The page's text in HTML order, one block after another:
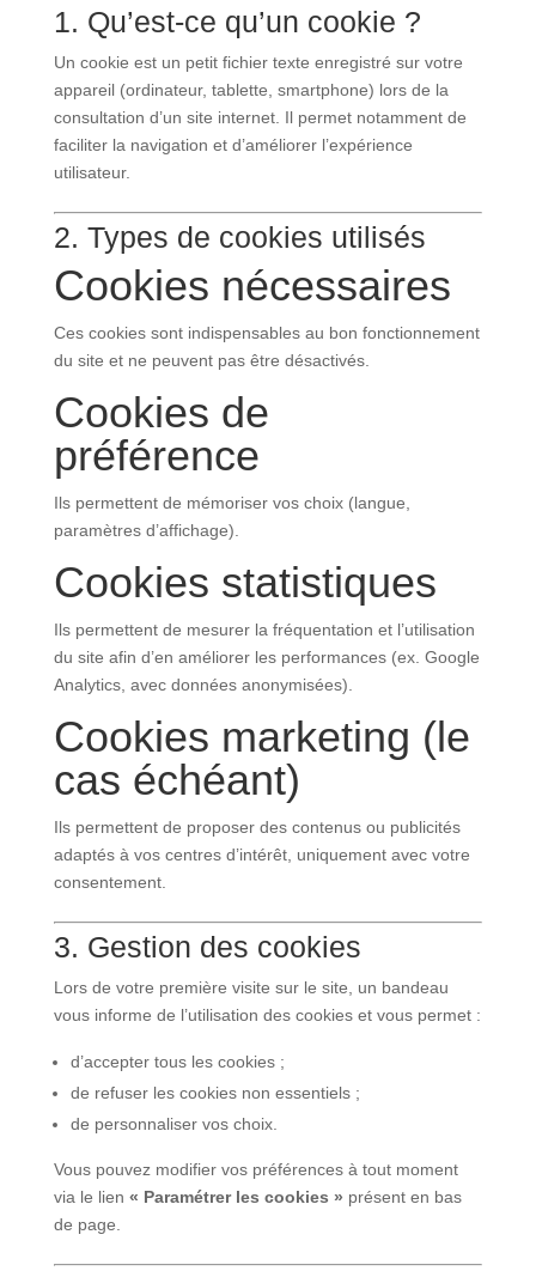
1. Qu’est-ce qu’un cookie ?
Un cookie est un petit fichier texte enregistré sur votre
appareil (ordinateur, tablette, smartphone) lors de la
consultation d’un site internet. Il permet notamment de
faciliter la navigation et d’améliorer l’expérience
utilisateur.
2. Types de cookies utilisés
Cookies nécessaires
Ces cookies sont indispensables au bon fonctionnement
du site et ne peuvent pas être désactivés.
Cookies de
préférence
Ils permettent de mémoriser vos choix (langue,
paramètres d’affichage).
Cookies statistiques
Ils permettent de mesurer la fréquentation et l’utilisation
du site afin d’en améliorer les performances (ex. Google
Analytics, avec données anonymisées).
Cookies marketing (le
cas échéant)
Ils permettent de proposer des contenus ou publicités
adaptés à vos centres d’intérêt, uniquement avec votre
consentement.
3. Gestion des cookies
Lors de votre première visite sur le site, un bandeau
vous informe de l’utilisation des cookies et vous permet :
d’accepter tous les cookies ;
de refuser les cookies non essentiels ;
de personnaliser vos choix.
Vous pouvez modifier vos préférences à tout moment
via le lien « Paramétrer les cookies » présent en bas
de page.